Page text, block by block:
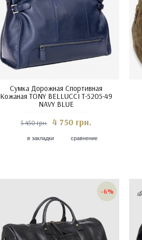
Сумка Дорожная Спортивная
Кожаная TONY BELLUCCI T-5205-49
NAVY BLUE
5 450 грн. 4 750 грн.
в закладки сравнение
-6%